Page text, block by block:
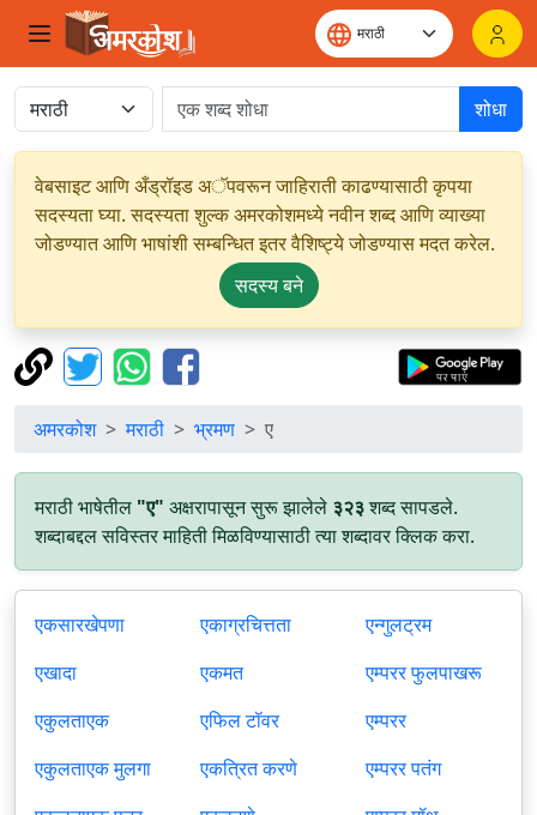
शोधा
वेबसाइट आणि अँड्रॉइड अॅपवरून जाहिराती काढण्यासाठी कृपया
सदस्यता घ्या. सदस्यता शुल्क अमरकोशमध्ये नवीन शब्द आणि व्याख्या
जोडण्यात आणि भाषांशी सम्बन्धित इतर वैशिष्ट्ये जोडण्यास मदत करेल.
सदस्य बने
अमरकोश मराठी भ्रमण ए
मराठी भाषेतील "ए" अक्षरापासून सुरू झालेले ३२३शब्द सापडले.
शब्दाबद्दल सविस्तर माहिती मिळविण्यासाठी त्या शब्दावर क्लिक करा.
एकसारखेपणा
एखादा
एकुलताएक
एकुलताएक मुलगा
एकाग्रचित्तता
एकमत
एफिल टॉवर
एकत्रित करणे
एन्गुलट्रम
एम्परर फुलपाखरू
एम्परर
एम्परर पतंग